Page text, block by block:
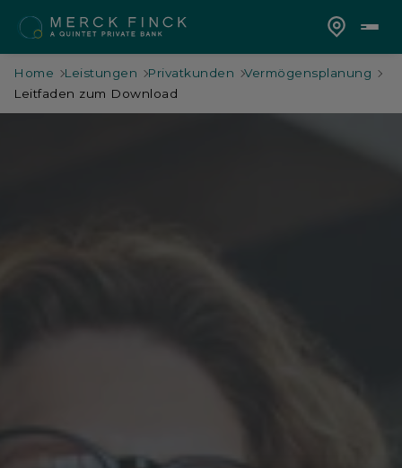
Home Leistungen Privatkunden
Vermögensplanung
Leitfaden zum Download